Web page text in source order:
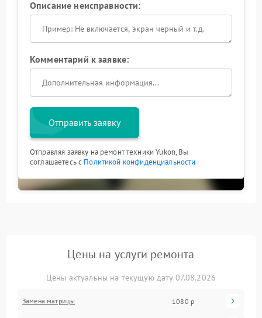
Описание неисправности:
Комментарий к заявке:
Отправить заявку
Отправляя заявку на ремонт техники Yukon, Вы
соглашаетесь с Политикой конфиденциальности
Цены на услуги ремонта
Цены актуальны на текущую дату 07.08.2026
Замена матрицы 1080 р